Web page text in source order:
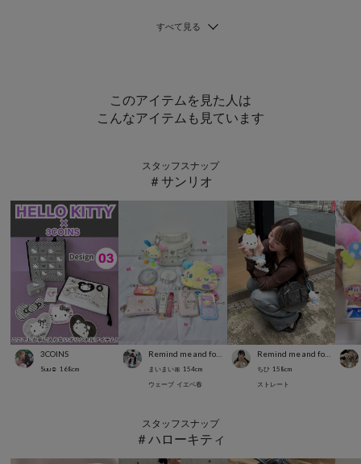
このアイテムを見た人は
こんなアイテムも見ています
スタッフスナップ
＃サンリオ
3COINS
Suu☺︎ 168cm まいまい🎀 154cm
ウェーブ イエベ春
Remind me and forever
ちひ 158cm
ストレート
スタッフスナップ
＃ハローキティ